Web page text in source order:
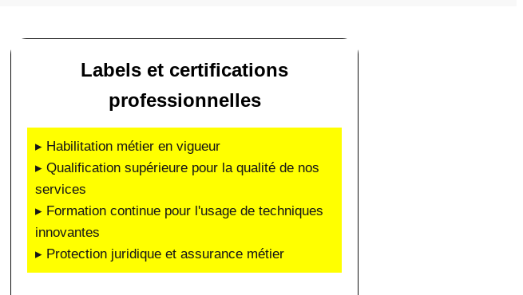
Labels et certifications
professionnelles
▸ Habilitation métier en vigueur
▸ Qualification supérieure pour la qualité de nos
services
▸ Formation continue pour l'usage de techniques
innovantes
▸ Protection juridique et assurance métier